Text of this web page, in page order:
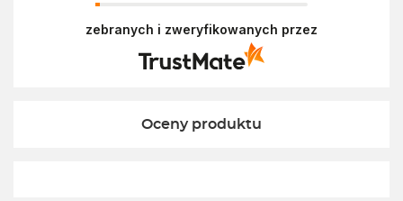
doświadczeniem. Z pozdrowieniami, Zespół
zebranych i zweryfikowanych przez
Oceny produktu